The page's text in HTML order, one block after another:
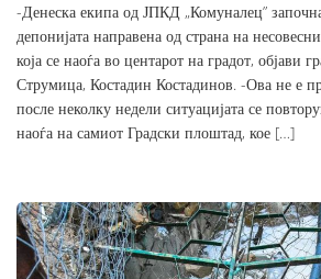
-Денеска екипа од ЈПКД „Комуналец”
депонијата направена од страна на
која се наоѓа во центарот на градот, објави
Струмица, Костадин Костадинов. -Ова не е
после неколку недели ситуацијата се
наоѓа на самиот Градски плоштад, кое […]